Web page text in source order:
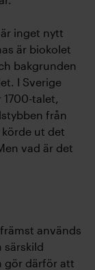
inget nytt
är biokolet
bakgrunden
I Sverige
talet,
från
ut det
vad är det
används
särskild
gör därför att